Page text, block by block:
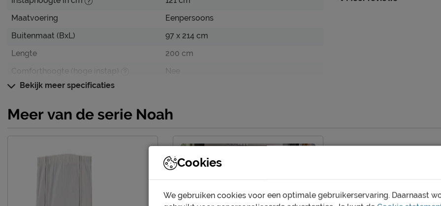
Maatvoering
Eenpersoons
Buitenmaat (BxL)
97 x 214 cm
Lengte
200 cm
Comforthoogte (hoge instap)
Nee
Hoogte hoofdbord
Hoogte
121 cm
Kenmerken
mogelijk?
Niet mogelijk
Incl. bedbodem, excl. matras
wit
Bekijk meer specificaties
Meer van de serie Noah
Cookies
We gebruiken cookies voor een optimale gebruikerservaring. Daarnaast